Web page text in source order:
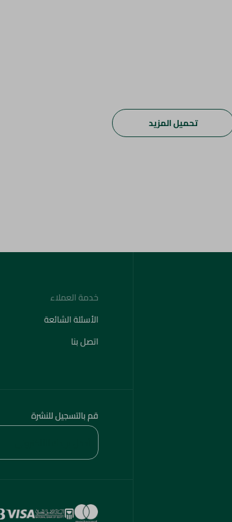
تحميل المزيد
خدمة العملاء
الأسئلة الشائعة
اتصل بنا
قم بالتسجيل للنشرة